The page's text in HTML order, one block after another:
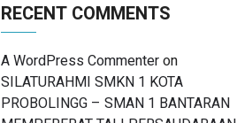
RECENT COMMENTS
A WordPress Commenteron
SILATURAHMI SMKN 1 KOTA
PROBOLINGG – SMAN 1 BANTARAN